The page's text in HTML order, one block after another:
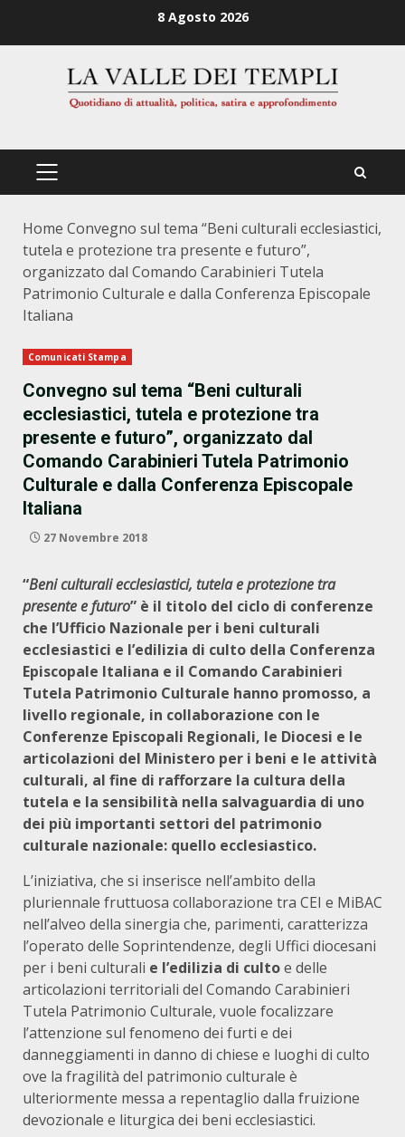
8 Agosto 2026
PRIMÄRES
Home Convegno sul tema “Beni culturali ecclesiastici,
tutela e protezione tra presente e futuro”,
organizzato dal Comando Carabinieri Tutela
Patrimonio Culturale e dalla Conferenza Episcopale
Italiana
Comunicati Stampa
Convegno sul tema “Beni culturali
ecclesiastici, tutela e protezione tra
presente e futuro”, organizzato dal
Comando Carabinieri Tutela Patrimonio
Culturale e dalla Conferenza Episcopale
Italiana
27 Novembre 2018
“Beni culturali ecclesiastici, tutela e protezione tra
presente e futuro” è il titolo del ciclo di conferenze
che l’Ufficio Nazionale per i beni culturali
ecclesiastici e l’edilizia di culto della Conferenza
Episcopale Italiana e il Comando Carabinieri
Tutela Patrimonio Culturale hanno promosso, a
livello regionale, in collaborazione con le
Conferenze Episcopali Regionali, le Diocesi e le
articolazioni del Ministero per i beni e le attività
culturali, al fine di rafforzare la cultura della
tutela e la sensibilità nella salvaguardia di uno
dei più importanti settori del patrimonio
culturale nazionale: quello ecclesiastico.
L’iniziativa, che si inserisce nell’ambito della
pluriennale fruttuosa collaborazione tra CEI e MiBAC
nell’alveo della sinergia che, parimenti, caratterizza
l’operato delle Soprintendenze, degli Uffici diocesani
per i beni culturali e l’edilizia di cultoe delle
articolazioni territoriali del Comando Carabinieri
Tutela Patrimonio Culturale, vuole focalizzare
l’attenzione sul fenomeno dei furti e dei
danneggiamenti in danno di chiese e luoghi di culto
ove la fragilità del patrimonio culturale è
ulteriormente messa a repentaglio dalla fruizione
devozionale e liturgica dei beni ecclesiastici.